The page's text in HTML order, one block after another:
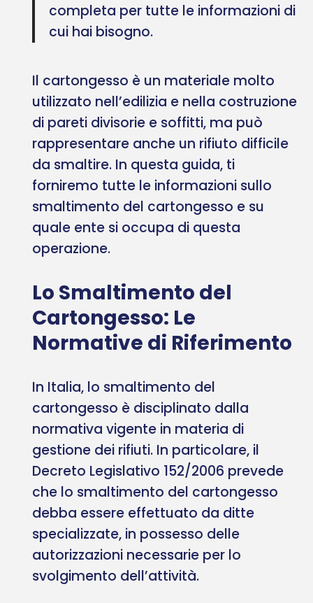
completa per tutte le informazioni di
cui hai bisogno.
Il cartongesso è un materiale molto
utilizzato nell’edilizia e nella costruzione
di pareti divisorie e soffitti, ma può
rappresentare anche un rifiuto difficile
da smaltire. In questa guida, ti
forniremo tutte le informazioni sullo
smaltimento del cartongesso e su
quale ente si occupa di questa
operazione.
Lo Smaltimento del
Cartongesso: Le
Normative di Riferimento
In Italia, lo smaltimento del
cartongesso è disciplinato dalla
normativa vigente in materia di
gestione dei rifiuti. In particolare, il
Decreto Legislativo 152/2006 prevede
che lo smaltimento del cartongesso
debba essere effettuato da ditte
specializzate, in possesso delle
autorizzazioni necessarie per lo
svolgimento dell’attività.